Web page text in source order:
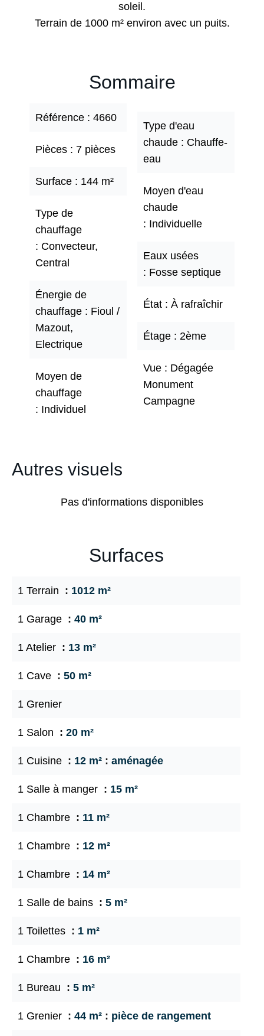
soleil.
Terrain de 1000 m² environ avec un puits.
Sommaire
Référence 4660
Pièces 7 pièces
Surface 144 m²
Type de
chauffage
Convecteur,
Central
Énergie de
chauffage
Fioul /
Mazout,
Electrique
Moyen de
chauffage
Individuel
Type d'eau
chaude
Chauffe-
eau
Moyen d'eau
chaude
Individuelle
Eaux usées
Fosse septique
État À rafraîchir
Étage 2ème
Vue
Dégagée
Monument
Campagne
Autres visuels
Pas d'informations disponibles
Surfaces
1 Terrain 1012 m²
1 Garage 40 m²
1 Atelier 13 m²
1 Cave 50 m²
1 Grenier
1 Salon 20 m²
1 Cuisine 12 m² aménagée
1 Salle à manger 15 m²
1 Chambre 11 m²
1 Chambre 12 m²
1 Chambre 14 m²
1 Salle de bains 5 m²
1 Toilettes 1 m²
1 Chambre 16 m²
1 Bureau 5 m²
1 Grenier 44 m² pièce de rangement